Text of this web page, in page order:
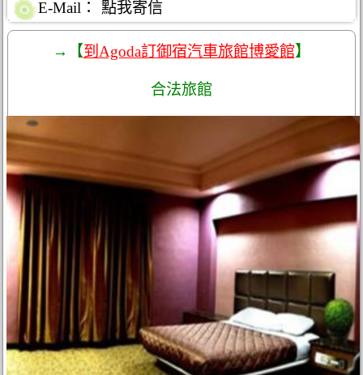
E-Mail： 點我寄信
→【到Agoda訂御宿汽車旅館博愛館】
合法旅館